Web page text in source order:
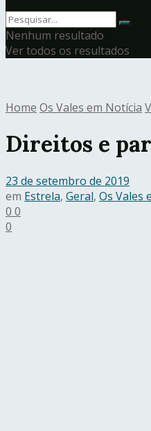
Nenhum resultado
Ver todos os resultados
Home Os Vales em Notícia
Direitos e
23 de setembro de 2019
em Estrela, Geral, Os Vales
0 0
0